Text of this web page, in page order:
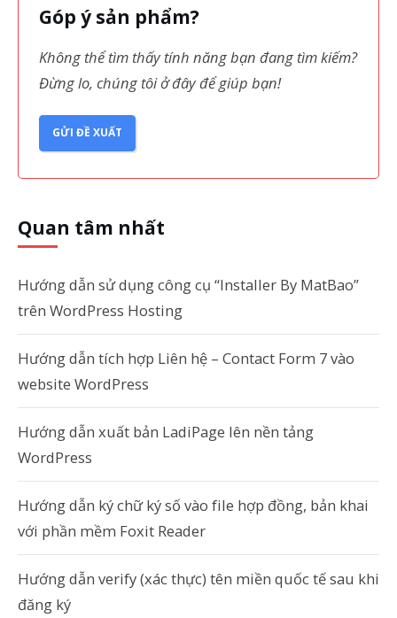
Góp ý sản phẩm?
Không thể tìm thấy tính năng bạn đang tìm kiếm?
Đừng lo, chúng tôi ở đây để giúp bạn!
GỬI ĐỀ XUẤT
Quan tâm nhất
Hướng dẫn sử dụng công cụ “Installer By MatBao”
trên WordPress Hosting
Hướng dẫn tích hợp Liên hệ – Contact Form 7 vào
website WordPress
Hướng dẫn xuất bản LadiPage lên nền tảng
WordPress
Hướng dẫn ký chữ ký số vào file hợp đồng, bản khai
với phần mềm Foxit Reader
Hướng dẫn verify (xác thực) tên miền quốc tế sau khi
đăng ký